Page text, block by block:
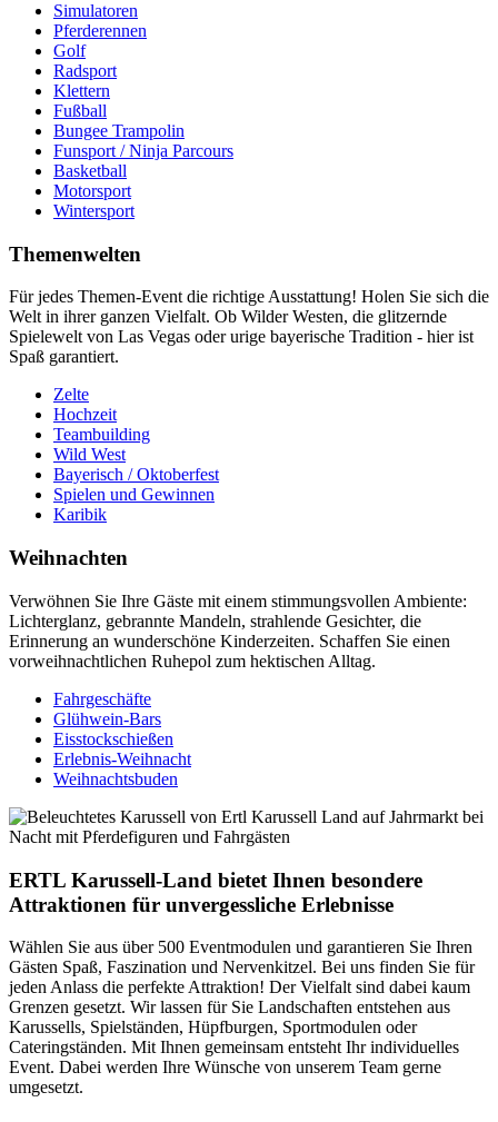
Simulatoren
Pferderennen
Golf
Radsport
Klettern
Fußball
Bungee Trampolin
Funsport / Ninja Parcours
Basketball
Motorsport
Wintersport
Themenwelten
Für jedes Themen-Event die richtige Ausstattung! Holen Sie sich die
Welt in ihrer ganzen Vielfalt. Ob Wilder Westen, die glitzernde
Spielewelt von Las Vegas oder urige bayerische Tradition - hier ist
Spaß garantiert.
Zelte
Hochzeit
Teambuilding
Wild West
Bayerisch / Oktoberfest
Spielen und Gewinnen
Karibik
Weihnachten
Verwöhnen Sie Ihre Gäste mit einem stimmungsvollen Ambiente:
Lichterglanz, gebrannte Mandeln, strahlende Gesichter, die
Erinnerung an wunderschöne Kinderzeiten. Schaffen Sie einen
vorweihnachtlichen Ruhepol zum hektischen Alltag.
Fahrgeschäfte
Glühwein-Bars
Eisstockschießen
Erlebnis-Weihnacht
Weihnachtsbuden
ERTL Karussell-Land bietet Ihnen besondere
Attraktionen für unvergessliche Erlebnisse
Wählen Sie aus über 500 Eventmodulen und garantieren Sie Ihren
Gästen Spaß, Faszination und Nervenkitzel. Bei uns finden Sie für
jeden Anlass die perfekte Attraktion! Der Vielfalt sind dabei kaum
Grenzen gesetzt. Wir lassen für Sie Landschaften entstehen aus
Karussells, Spielständen, Hüpfburgen, Sportmodulen oder
Cateringständen. Mit Ihnen gemeinsam entsteht Ihr individuelles
Event. Dabei werden Ihre Wünsche von unserem Team gerne
umgesetzt.